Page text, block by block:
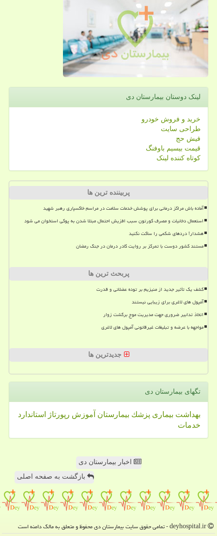
لینک دوستان بیمارستان دی
خرید و فروش خودرو
طراحی سایت
فیش حج
قیمت بیسیم باوفنگ
کوتاه کننده لینک
پربیننده ترین ها
آماده باش مراکز درمانی برای پوشش خدمات سلامت در مراسم خاکسپاری رهبر شهید
استعمال دخانیات و مصرف کورتون سبب افزیش احتمال مبتلا شدن به پوکی استخوان می شود
هشدار! دردهای شکمی را ساکت نکنید
مستند کشور دوست با تمرکز بر روایت کادر درمان در جنگ رمضان
پربحث ترین ها
کشف یک تأثیر جدید از منیزیم بر توده عضلانی و قدرت
آمپول های لاغری برای زیبایی نیستند
اتخاذ تدابیر ضروری جهت مدیریت موج برگشت زوار
مواجهه با عرضه و تبلیغات غیرقانونی آمپول های لاغری
جدیدترین ها
تگهای بیمارستان دی
بهداشت بیماری پزشك بیمارستان آموزش رپورتاژ
استاندارد
خدمات
اخبار بیمارستان دی
بازگشت به صفحه اصلی